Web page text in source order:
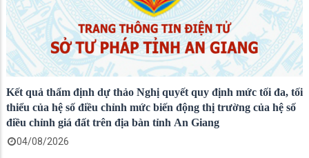
Kết quả thẩm định dự thảo Nghị quyết quy định mức tối đa, tối
thiểu của hệ số điều chỉnh mức biến động thị trường của hệ số
điều chỉnh giá đất trên địa bàn tỉnh An Giang
04/08/2026